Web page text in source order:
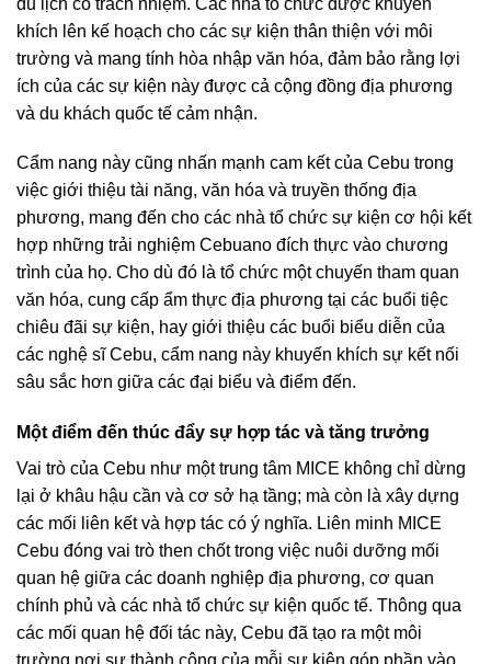
khích lên kế hoạch cho các sự kiện thân thiện với môi
trường và mang tính hòa nhập văn hóa, đảm bảo rằng lợi
ích của các sự kiện này được cả cộng đồng địa phương
và du khách quốc tế cảm nhận.
Cẩm nang này cũng nhấn mạnh cam kết của Cebu trong
việc giới thiệu tài năng, văn hóa và truyền thống địa
phương, mang đến cho các nhà tổ chức sự kiện cơ hội kết
hợp những trải nghiệm Cebuano đích thực vào chương
trình của họ. Cho dù đó là tổ chức một chuyến tham quan
văn hóa, cung cấp ẩm thực địa phương tại các buổi tiệc
chiêu đãi sự kiện, hay giới thiệu các buổi biểu diễn của
các nghệ sĩ Cebu, cẩm nang này khuyến khích sự kết nối
sâu sắc hơn giữa các đại biểu và điểm đến.
Một điểm đến thúc đẩy sự hợp tác và tăng trưởng
Vai trò của Cebu như một trung tâm MICE không chỉ dừng
lại ở khâu hậu cần và cơ sở hạ tầng; mà còn là xây dựng
các mối liên kết và hợp tác có ý nghĩa. Liên minh MICE
Cebu đóng vai trò then chốt trong việc nuôi dưỡng mối
quan hệ giữa các doanh nghiệp địa phương, cơ quan
chính phủ và các nhà tổ chức sự kiện quốc tế. Thông qua
các mối quan hệ đối tác này, Cebu đã tạo ra một môi